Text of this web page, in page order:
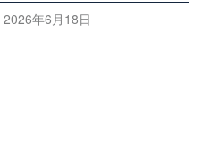
2026年6月18日